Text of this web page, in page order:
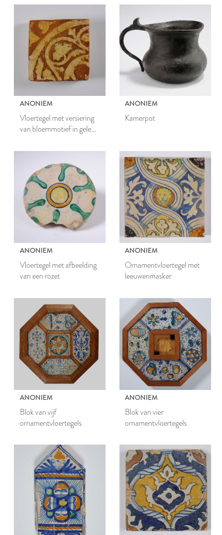
ANONIEM
Vloertegel met versiering
van bloemmotief in gele
ANONIEM
Kamerpot
ANONIEM
Vloertegel met afbeelding
van een rozet
ANONIEM
Ornamentvloertegel met
leeuwenmasker
ANONIEM
Blok van vijf
ornamentvloertegels
ANONIEM
Blok van vier
ornamentvloertegels